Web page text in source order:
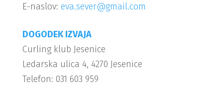
E-naslov: eva.sever@gmail.com
DOGODEK IZVAJA
Curling klub Jesenice
Ledarska ulica 4, 4270 Jesenice
Telefon: 031 603 959